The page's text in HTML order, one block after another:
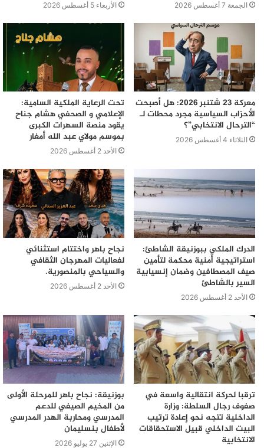
و يأتي هذا التوزيع في إطار تفعيل مخرجات أشغال اللجنة
الإقليمية للتنمية البشرية التي ما فتئت تسهر على إنجاز مشاريع
ذات طابع يهدف إلى محاربة الهشاشة و تعزيز العرض الصحي و
المدرسي و إدماج الشباب في سوق الشغل.
الجمعة 7 أغسطس 2026 الأربعاء 5 أغسطس 2026
معركة 23 شتنبر 2026: هل أصبحت
الأحزاب السياسية مجرد محطات لـ
“الترحال الانتخابي”؟
الثلاثاء 4 أغسطس 2026
تحت الرعاية الملكية السامية:
الإعلامي و الصحفي هشام جناح
يقود منصة السهرات الكبرى
بموسم مولاي عبد الله أمغار
الأحد 2 أغسطس 2026
الدرك الملكي ببوزنيقة الشاطئ:
استراتيجية أمنية محكمة لتأمين
صيف المصطافين وضمان إنسيابية
السير بالشاطئ
الأحد 2 أغسطس 2026
نجاح باهر واختتام استثنائي
لفعاليات المهرجان الثقافي
والسياحي بالمنصورية.
الأحد 2 أغسطس 2026
ترقبا لحركة انتقالية واسعة في
صفوف رجال السلطة: وزارة
الداخلية تتجه نحو إعادة ترتيب
البيت الداخلي قبيل الاستحقاقات
الانتخابية
بوزنيقة: نجاح باهر للمرحلة الأولى
من المخيم الصيفي للدعم
المدرسي ومحاربة الهدر المدرسي
لأطفال بنسليمان
الإثنين 27 يوليو 2026